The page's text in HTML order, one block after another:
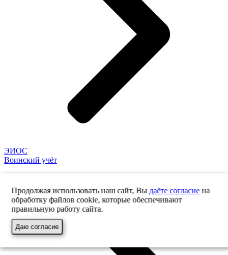
ЭИОС
Воинский учёт
Продолжая использовать наш сайт, Вы даёте согласиена
обработку файлов cookie, которые обеспечивают
правильную работу сайта.
Даю согласие